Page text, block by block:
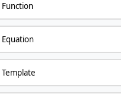
Function
Equation
Template